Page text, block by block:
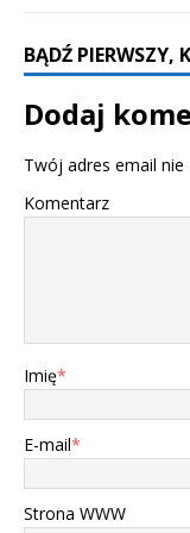
BĄDŹ PIERWSZY,
Dodaj
Twój adres email
Komentarz
Imię*
E-mail*
Strona WWW